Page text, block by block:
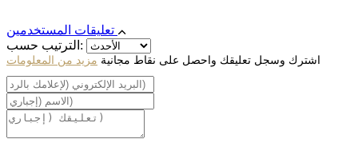
الترتيب حسب:
اشترك وسجل تعليقك واحصل على نقاط مجانية مزيد من المعلومات